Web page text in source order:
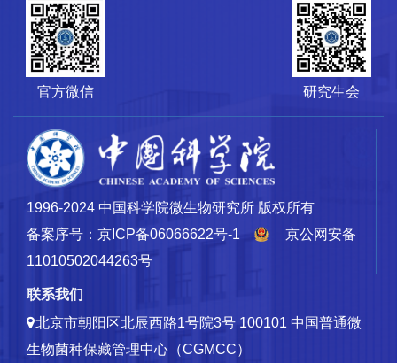
官方微信 研究生会
1996-2024 中国科学院微生物研究所 版权所有
备案序号：京ICP备06066622号-1
京公网安备
11010502044263号
联系我们
北京市朝阳区北辰西路1号院3号 100101 中国普通微
生物菌种保藏管理中心（CGMCC）